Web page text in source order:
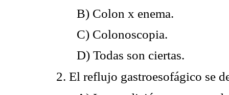
B) Colon x enema.
C) Colonoscopia.
D) Todas son ciertas.
2. El reflujo gastroesofágico se